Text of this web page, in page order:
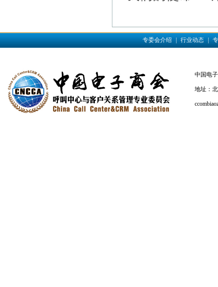
专委会介绍 行业动态
中国电
地址：